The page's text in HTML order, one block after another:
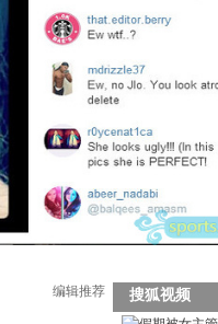
编辑推荐